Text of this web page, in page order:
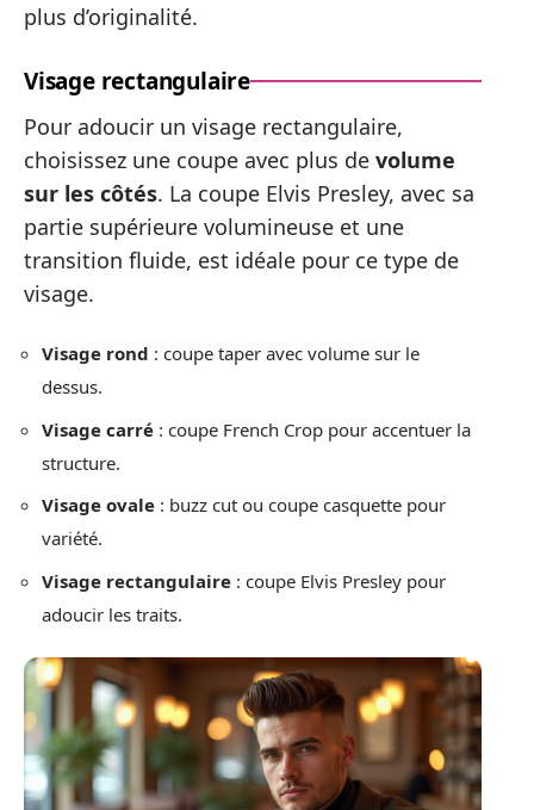
plus d’originalité.
Visage rectangulaire
Pour adoucir un visage rectangulaire,
choisissez une coupe avec plus de volume
sur les côtés. La coupe Elvis Presley, avec sa
partie supérieure volumineuse et une
transition fluide, est idéale pour ce type de
visage.
Visage rond : coupe taper avec volume sur le
dessus.
Visage carré : coupe French Crop pour accentuer la
structure.
Visage ovale : buzz cut ou coupe casquette pour
variété.
Visage rectangulaire : coupe Elvis Presley pour
adoucir les traits.